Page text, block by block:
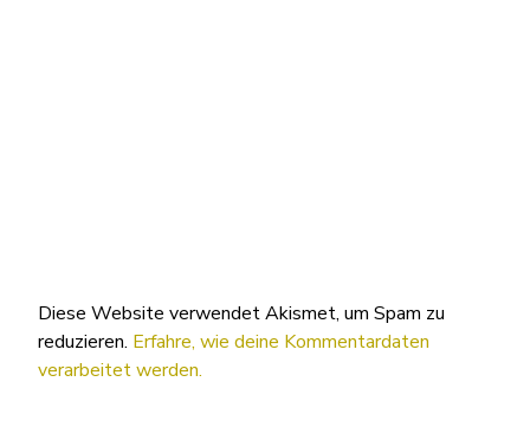
Diese Website verwendet Akismet, um Spam zu
reduzieren. Erfahre, wie deine Kommentardaten
verarbeitet werden.